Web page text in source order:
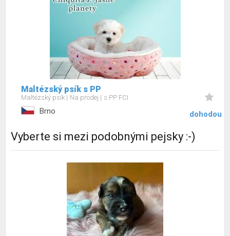
Maltézský psík s PP
Maltézský psík Na prodej s PP FCI
Brno dohodou
Vyberte si mezi podobnými pejsky :-)